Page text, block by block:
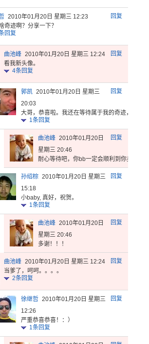
回复
2010年01月20日 星期三 12:23
奇迹啊？分享一下？
回复
回复
曲池峰 2010年01月20日 星期三 12:24
看我新头像。
4条回复
回复
郭凯 2010年01月20日 星期三
20:03
大哥，恭喜啦。我还在等待属于我的奇迹，呵
1条回复
回复
曲池峰 2010年01月20日
星期三 20:46
耐心等待吧，你bb一定会顺利到 你身边。
回复
孙绍棕 2010年01月20日 星期三
15:18
小baby, 真好，祝贺。
1条回复
回复
曲池峰 2010年01月20日
星期三 20:46
多谢！！！
回复
曲池峰 2010年01月20日 星期三 12:24
当爹了，呵呵。。。。
2条回复
回复
徐继哲 2010年01月20日 星期三
12:26
严重恭喜恭喜！：）
1条回复